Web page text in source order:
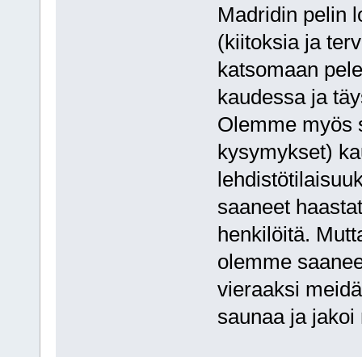
Madridin pelin
(kiitoksia ja
katsomaan
kaudessa ja
Olemme myös
kysymykset)
saaneet
henkilöitä.
olemme
vieraaksi
saunaa ja